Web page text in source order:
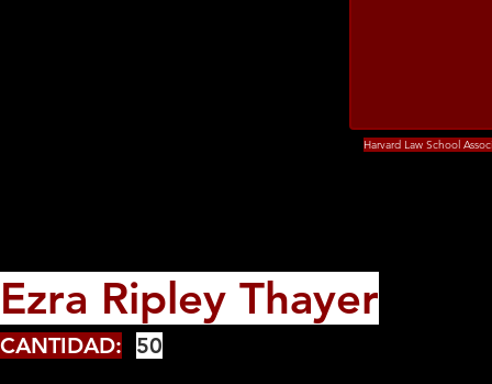
Harvard Law School
Ezra Ripley Thayer
CANTIDAD: 50